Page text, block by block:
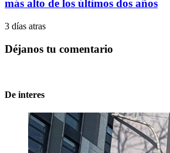
más alto de los últimos dos años
3 días atras
Déjanos tu comentario
De interes